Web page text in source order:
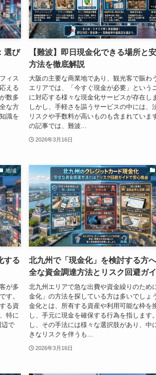
選び
ィス
える
数多
な方
識を
【難波】即日現金化できる場所と
方法を徹底解説
大阪の主要な商業地であり、観光客で賑わ
エリアでは、「今すぐ現金が必要」という
に対応する様々な現金化サービスが存在し
しかし、手軽さを謳うサービスの中には、
リスクや手数料が高いものも含まれていま
の記事では、難波...
2026年3月16日
地域
する
が多
す。
る資
特に
辺で
北九州で「現金化」を検討する方
全な資金調達方法とリスク回避ガ
北九州エリアで急な出費や資金繰りのため
金化」の方法を探している方は多いでしょ
金化とは、所有する資産や利用可能な枠を
し、手元に現金を確保する行為を指します
し、その手法には様々な選択肢があり、中
きなリスクを伴うも...
2026年3月16日